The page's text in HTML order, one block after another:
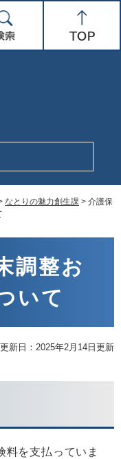
なとりの魅力創生課 > 介護保
調整お
いて
更新日：2025年2月14日更新
料を支払っていま